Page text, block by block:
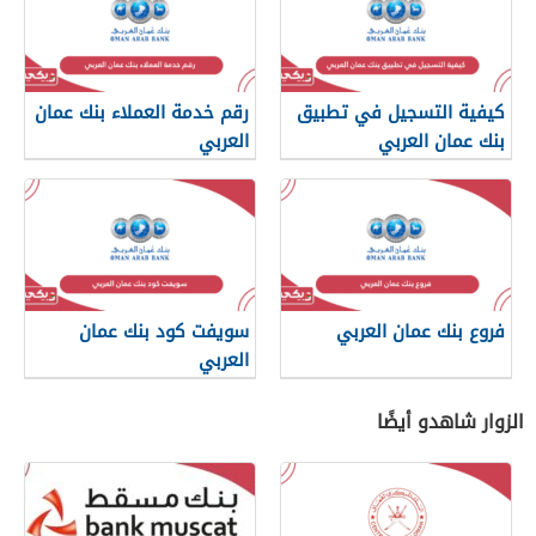
كيفية التسجيل في تطبيق
بنك عمان العربي
رقم خدمة العملاء بنك عمان
العربي
فروع بنك عمان العربي
سويفت كود بنك عمان
العربي
الزوار شاهدو أيضًا